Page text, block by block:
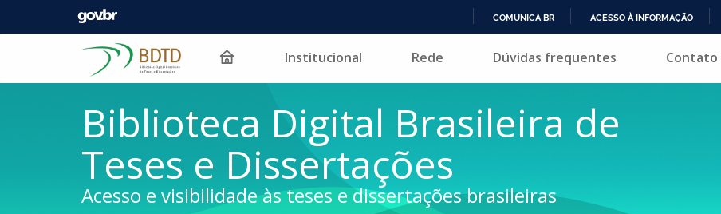
PARA
COMUNICA BR ACESSO À INFORMAÇÃO
Pular para o conteúdo Institucional Rede Dúvidas frequentes Contato
Biblioteca Digital Brasileira de
Teses e Dissertações
Acesso e visibilidade às teses e dissertações brasileiras